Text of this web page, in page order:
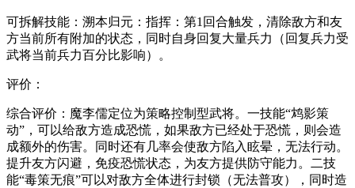
可拆解技能：溯本归元：指挥：第1回合触发，清除敌方和友
方当前所有附加的状态，同时自身回复大量兵力（回复兵力受
武将当前兵力百分比影响）。
评价：
综合评价：魔李儒定位为策略控制型武将。一技能“鸩影策
动”，可以给敌方造成恐慌，如果敌方已经处于恐慌，则会造
成额外的伤害。同时还有几率会使敌方陷入眩晕，无法行动。
提升友方闪避，免疫恐慌状态，为友方提供防守能力。二技
能“毒策无痕”可以对敌方全体进行封锁（无法普攻），同时造